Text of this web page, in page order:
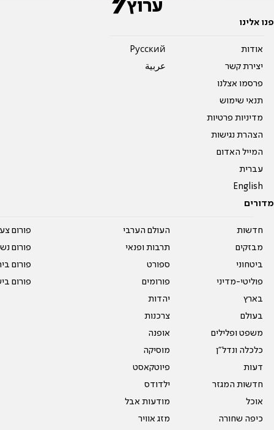
פנו אלינו
אודות
יצירת קשר
פרסמו אצלנו
תנאי שימוש
מדיניות פרטיות
הצהרת נגישות
המייל האדום
עברית
English
Pусский
عربية
מדורים
חדשות
מבזקים
ביטחוני
פוליטי-מדיני
בארץ
בעולם
משפט ופלילים
כלכלה ונדל"ן
דעות
חדשות המגזר
אוכל
כיפה שחורה
העולם הערבי
תרבות ופנאי
ספורט
פורומים
יהדות
צרכנות
אופנה
מוסיקה
פיוטקאסט
ילדודס
מודעות אבל
מזג אוויר
פורום
פורום
פורום
פורום